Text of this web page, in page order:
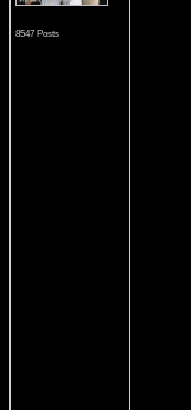
8547 Posts